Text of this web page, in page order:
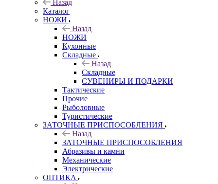
Назад
Каталог
НОЖИ
Назад
НОЖИ
Кухонные
Складные
Назад
Складные
СУВЕНИРЫ И ПОДАРКИ
Тактические
Прочие
Рыболовные
Туристические
ЗАТОЧНЫЕ ПРИСПОСОБЛЕНИЯ
Назад
ЗАТОЧНЫЕ ПРИСПОСОБЛЕНИЯ
Абразивы и камни
Механические
Электрические
ОПТИКА